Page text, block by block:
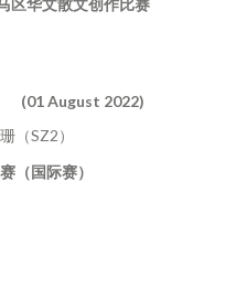
区华文散文创作比赛
2022)
SZ2）
（国际赛）